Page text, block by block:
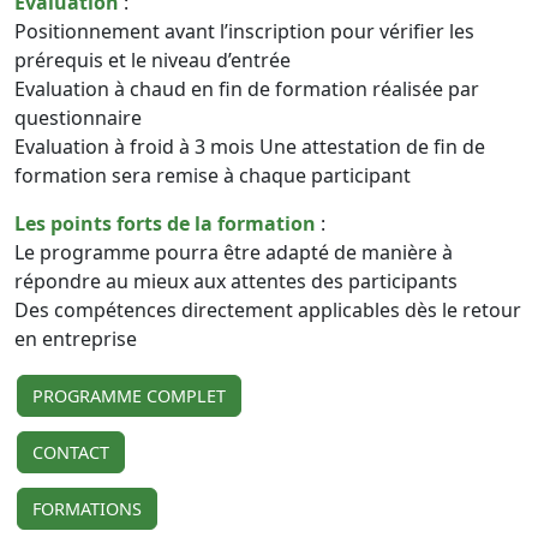
Positionnement avant l’inscription pour vérifier les
prérequis et le niveau d’entrée
Evaluation à chaud en fin de formation réalisée par
questionnaire
Evaluation à froid à 3 mois Une attestation de fin de
formation sera remise à chaque participant
Les points forts de la formation :
Le programme pourra être adapté de manière à
répondre au mieux aux attentes des participants
Des compétences directement applicables dès le retour
en entreprise
PROGRAMME COMPLET
CONTACT
FORMATIONS